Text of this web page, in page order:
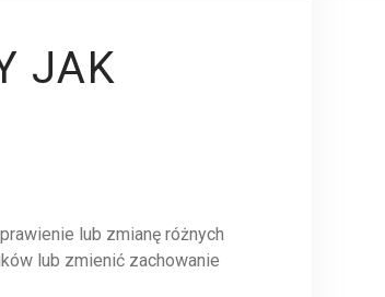
JAK
lub zmianę różnych
lub zmienić zachowanie